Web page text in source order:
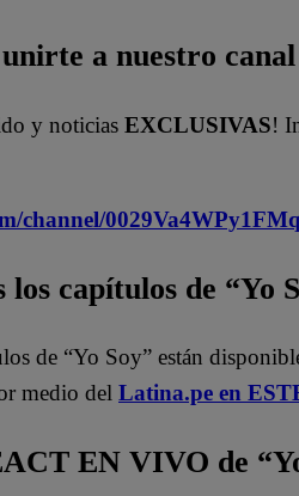
unirte a nuestro
y noticias EXCLUSIVAS!
channel/
los capítulos de “Yo
de “Yo Soy” están
medio del Latina.pe en
EN VIVO de